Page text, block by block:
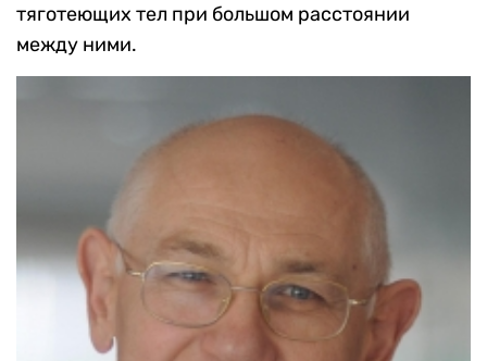
тяготеющих тел при большом расстоянии
между ними.